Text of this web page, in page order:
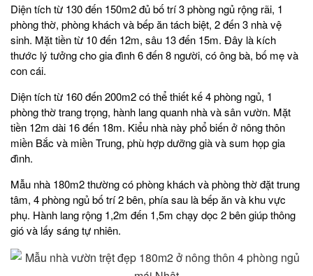
Diện tích từ 130 đến 150m2 đủ bố trí 3 phòng ngủ rộng rãi, 1
phòng thờ, phòng khách và bếp ăn tách biệt, 2 đến 3 nhà vệ
sinh. Mặt tiền từ 10 đến 12m, sâu 13 đến 15m. Đây là kích
thước lý tưởng cho gia đình 6 đến 8 người, có ông bà, bố mẹ và
con cái.
Diện tích từ 160 đến 200m2 có thể thiết kế 4 phòng ngủ, 1
phòng thờ trang trọng, hành lang quanh nhà và sân vườn. Mặt
tiền 12m dài 16 đến 18m. Kiểu nhà này phổ biến ở nông thôn
miền Bắc và miền Trung, phù hợp dưỡng già và sum họp gia
đình.
Mẫu nhà 180m2 thường có phòng khách và phòng thờ đặt trung
tâm, 4 phòng ngủ bố trí 2 bên, phía sau là bếp ăn và khu vực
phụ. Hành lang rộng 1,2m đến 1,5m chạy dọc 2 bên giúp thông
gió và lấy sáng tự nhiên.